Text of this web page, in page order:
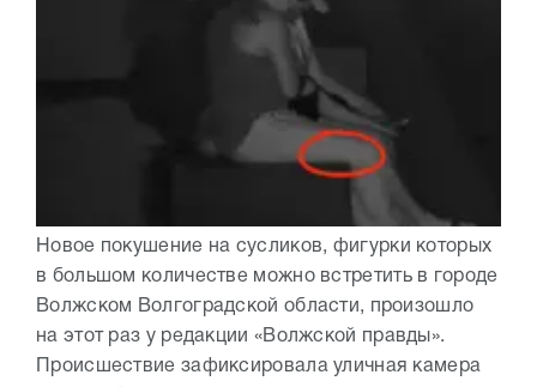
Новое покушение на сусликов, фигурки которых
в большом количестве можно встретить в городе
Волжском Волгоградской области, произошло
на этот раз у редакции «Волжской правды».
Происшествие зафиксировала уличная камера